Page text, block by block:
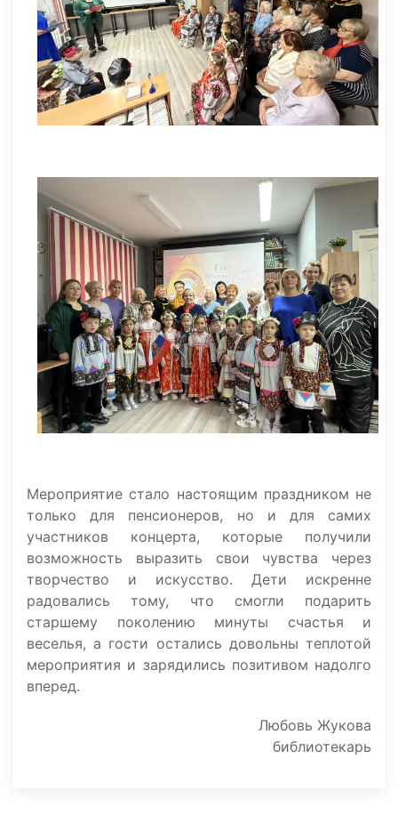
Мероприятие стало настоящим праздником не
только для пенсионеров, но и для самих
участников концерта, которые получили
возможность выразить свои чувства через
творчество и искусство. Дети искренне
радовались тому, что смогли подарить
старшему поколению минуты счастья и
веселья, а гости остались довольны теплотой
мероприятия и зарядились позитивом надолго
вперед.
Любовь Жукова
библиотекарь